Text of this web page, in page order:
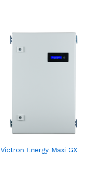
Victron Energy Maxi GX